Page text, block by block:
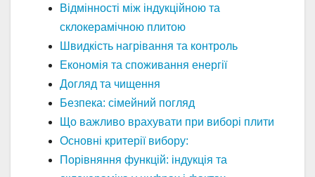
Відмінності між індукційною та
склокерамічною плитою
Швидкість нагрівання та контроль
Економія та споживання енергії
Догляд та чищення
Безпека: сімейний погляд
Що важливо врахувати при виборі плити
Основні критерії вибору:
Порівняння функцій: індукція та